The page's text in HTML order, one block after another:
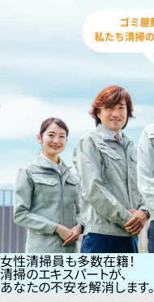
女性清掃員も多数在籍！
清掃のエキスパートが、
あなたの不安を解消します。